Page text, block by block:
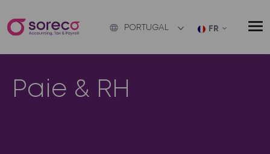
PORTUGAL FR
Paie & RH